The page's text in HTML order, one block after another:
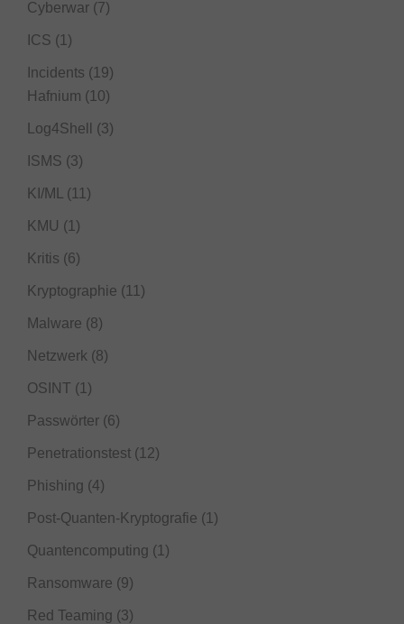
Cyberwar (7)
ICS (1)
Incidents (19)
Hafnium (10)
Log4Shell (3)
ISMS (3)
KI/ML (11)
KMU (1)
Kritis (6)
Kryptographie (11)
Malware (8)
Netzwerk (8)
OSINT (1)
Passwörter (6)
Penetrationstest (12)
Phishing (4)
Post-Quanten-Kryptografie (1)
Quantencomputing (1)
Ransomware (9)
Red Teaming (3)